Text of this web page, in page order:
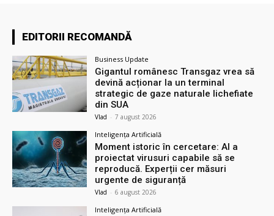
EDITORII RECOMANDĂ
Business Update
Gigantul românesc Transgaz vrea să
devină acționar la un terminal
strategic de gaze naturale lichefiate
din SUA
Vlad - 7 august 2026
Inteligența Artificială
Moment istoric în cercetare: AI a
proiectat virusuri capabile să se
reproducă. Experții cer măsuri
urgente de siguranță
Vlad - 6 august 2026
Inteligența Artificială